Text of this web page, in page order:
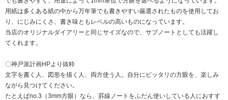
用紙は多くある紙の中から万年筆でも書きやすい厳選されたものを使用してお
り、にじみにくさ、書き味ともレベルの高いものになっています。
当店のオリジナルダイアリーと同じサイズなので、サブノートとしても活躍し
てくれます。
〇神戸派計画HPより抜粋
文字を書く人、図形を描く人、両方使う人。自分にピッタリの方眼を、楽しみ
ながら見つけてください。
たとえばno.3（3mm方眼）なら、罫線ノートをふだん使いしている人におすす